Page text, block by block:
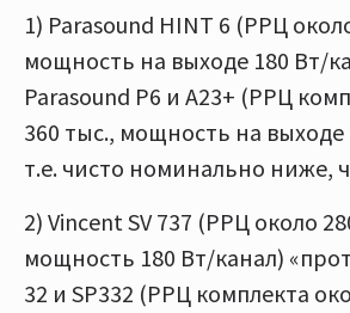
1) Parasound HINT 6 (РРЦ
мощность на выходе 180 Вт/
Parasound P6 и А23+ (РРЦ
360 тыс., мощность на выходе
т.е. чисто номинально ниже,
2) Vincent SV 737 (РРЦ около
мощность 180 Вт/канал)
32 и SP332 (РРЦ комплекта